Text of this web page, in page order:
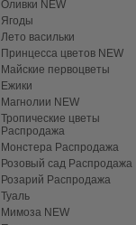
Оливки NEW
Ягоды
Лето васильки
Принцесса цветов NEW
Майские первоцветы
Ежики
Магнолии NEW
Тропические цветы
Распродажа
Монстера Распродажа
Розовый сад Распродажа
Розарий Распродажа
Туаль
Мимоза NEW